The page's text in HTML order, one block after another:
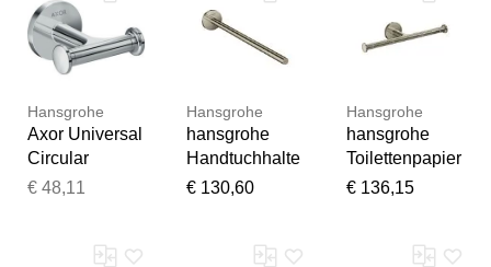
Wandmontage,
chrom
zweiarmig,
Wandmontage,
Handtuchhalte
chrom
Hansgrohe
Axor Universal
Circular
Handtuckhake
€ 48,11
Hansgrohe
hansgrohe
Handtuchhalte
r 42826830
€ 130,60
Hansgrohe
hansgrohe
Toilettenpapier
halter doppelt
Circular PN
€ 136,15